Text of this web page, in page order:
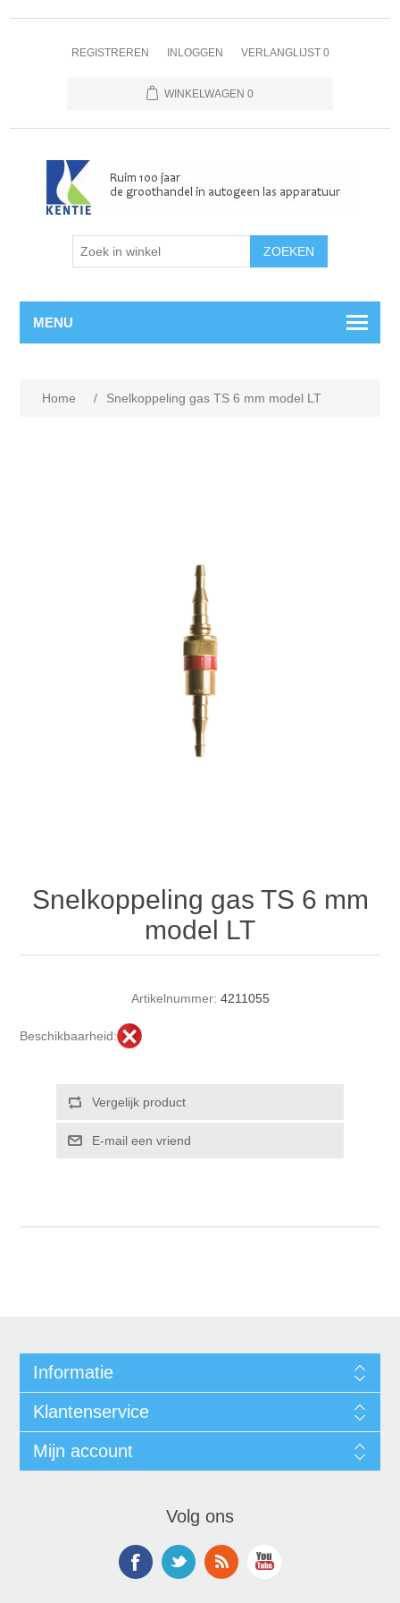
REGISTREREN INLOGGEN VERLANGLIJST 0
WINKELWAGEN 0
MENU
Home / Snelkoppeling gas TS 6 mm model LT
Snelkoppeling gas TS 6 mm
model LT
Artikelnummer: 4211055
Beschikbaarheid:
Informatie
Klantenservice
Mijn account
Volg ons